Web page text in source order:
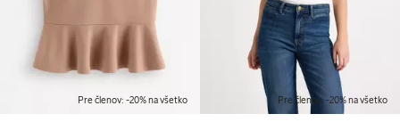
Pre členov: -20% na všetko Pre členov: -20% na všetko